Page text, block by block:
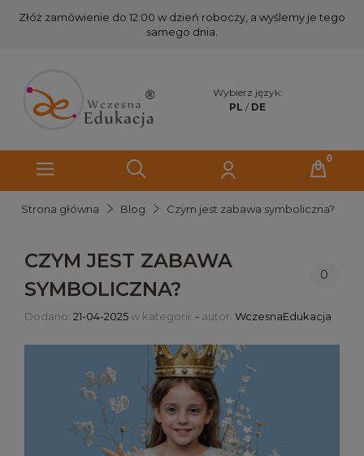
Złóż zamówienie do 12:00 w dzień roboczy, a wyślemy je tego
samego dnia.
Wybierz język:
PL / DE
Strona główna Blog Czym jest zabawa symboliczna?
CZYM JEST ZABAWA
SYMBOLICZNA?
0
Dodano: 21-04-2025w kategorii: - autor: WczesnaEdukacja